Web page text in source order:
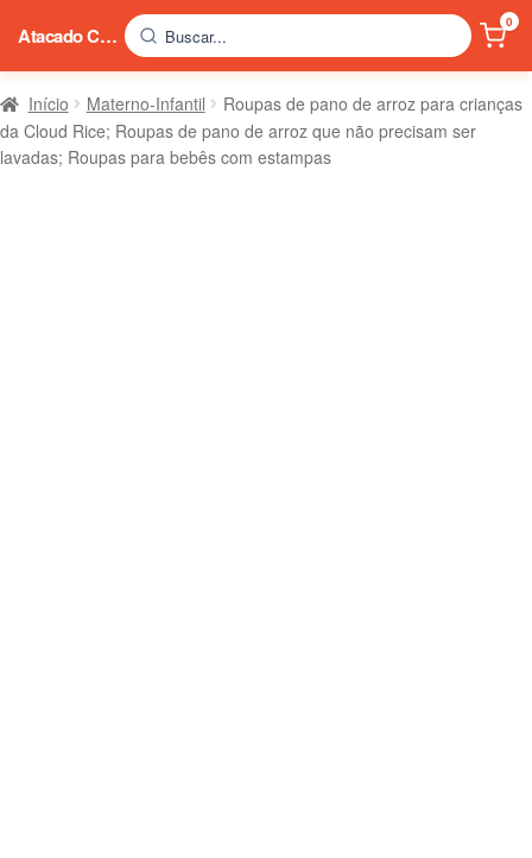
Início Materno-Infantil
Roupas de pano de arroz para crianças
da Cloud Rice; Roupas de pano de arroz que não precisam ser
lavadas; Roupas para bebês com estampas
Atacado China Buscar...
0